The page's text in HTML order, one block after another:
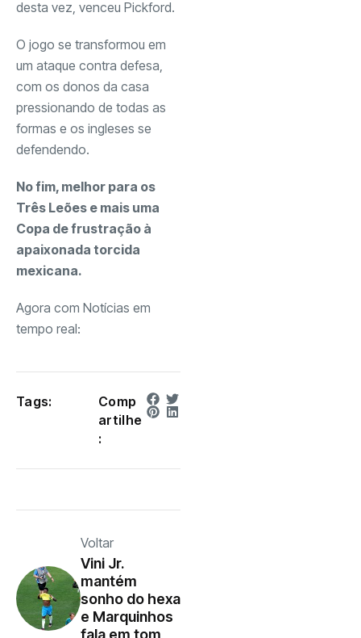
desta vez, venceu Pickford.
O jogo se transformou em
um ataque contra defesa,
com os donos da casa
pressionando de todas as
formas e os ingleses se
defendendo.
No fim, melhor para os
Três Leões e mais uma
Copa de frustração à
apaixonada torcida
mexicana.
Agora com Notícias em
tempo real:
Tags:
Comp
artilhe
:
Voltar
Vini Jr.
mantém
sonho do hexa
e Marquinhos
fala em tom